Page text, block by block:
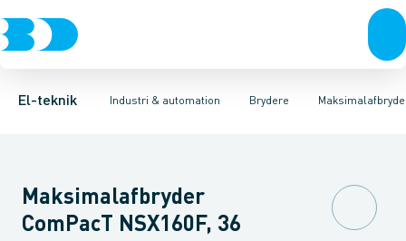
El-teknik Industri & automation
Afbrydere, stikkontakter & lampeudtagForgreningsmateriel
Brydere
Industristiksystemer Frekvensomformere og softstartere
Motorbetjening for effektafbryder Ombygningssæt til
Maksimalafbryder
ComPacT NSX160F, 36